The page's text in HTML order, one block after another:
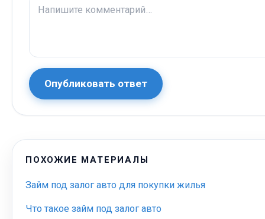
Опубликовать ответ
ПОХОЖИЕ МАТЕРИАЛЫ
Займ под залог авто для покупки жилья
Что такое займ под залог авто